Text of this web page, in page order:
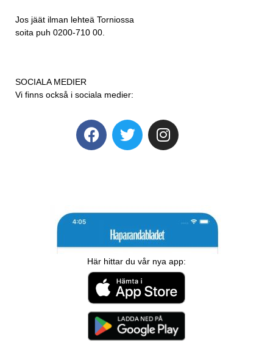
Jos jäät ilman lehteä Torniossa
soita puh 0200-710 00.
SOCIALA MEDIER
Vi finns också i sociala medier:
Här hittar du vår nya app: